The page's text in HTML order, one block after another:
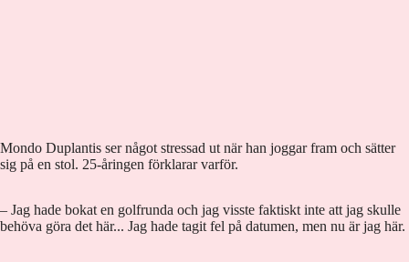
Mondo Duplantis ser något stressad ut när han joggar fram och sätter
sig på en stol. 25-åringen förklarar varför.
– Jag hade bokat en golfrunda och jag visste faktiskt inte att jag skulle
behöva göra det här... Jag hade tagit fel på datumen, men nu är jag här.